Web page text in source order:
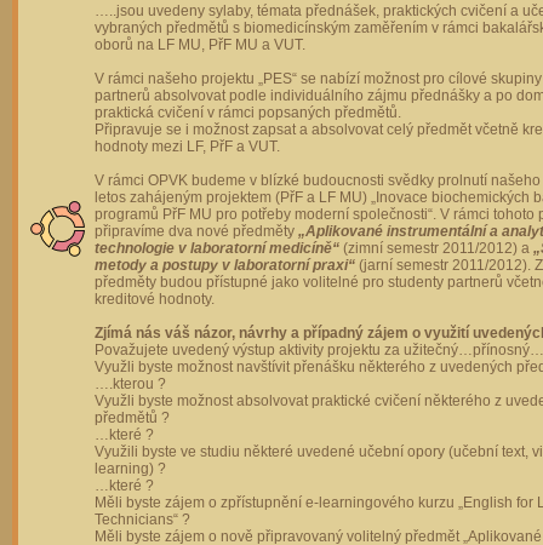
…..jsou uvedeny sylaby, témata přednášek, praktických cvičení a
vybraných předmětů s biomedicínským zaměřením v rámci
oborů na LF MU, PřF MU a VUT.
V rámci našeho projektu „PES“ se nabízí možnost pro cílové
partnerů absolvovat podle individuálního zájmu přednášky a po
praktická cvičení v rámci popsaných předmětů.
Připravuje se i možnost zapsat a absolvovat celý předmět včetně
hodnoty mezi LF, PřF a VUT.
V rámci OPVK budeme v blízké budoucnosti svědky prolnutí
letos zahájeným projektem (PřF a LF MU) „Inovace biochemických
programů PřF MU pro potřeby moderní společnosti“. V rámci tohoto
připravíme dva nové předměty „Aplikované instrumentální a
technologie v laboratorní medicíně“ (zimní semestr 2011/2012) a
metody a postupy v laboratorní praxi“ (jarní semestr 2011/2012).
předměty budou přístupné jako volitelné pro studenty partnerů
kreditové hodnoty.
Zjímá nás váš názor, návrhy a případný zájem o využití
Považujete uvedený výstup aktivity projektu za
Využli byste možnost navštívit přenášku některého z uvedených
….kterou ?
Využli byste možnost absolvovat praktické cvičení některého z
předmětů ?
…které ?
Využili byste ve studiu některé uvedené učební opory (učební text,
learning) ?
…které ?
Měli byste zájem o zpřístupnění e-learningového kurzu „English for
Technicians“ ?
Měli byste zájem o nově připravovaný volitelný předmět „Aplikované